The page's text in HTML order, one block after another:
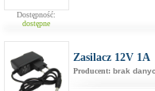
Dostępność:
dostępne
Zasilacz 12V 1A
Producent: brak